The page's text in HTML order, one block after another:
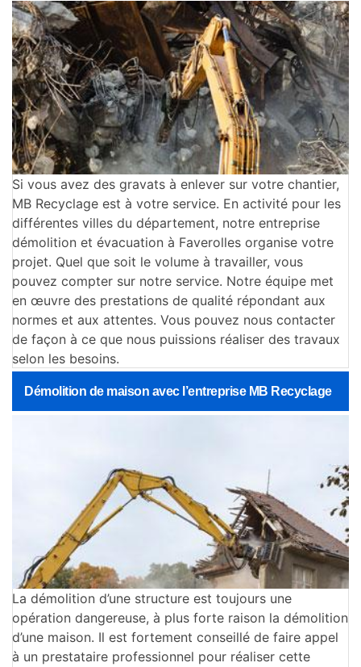
Si vous avez des gravats à enlever sur votre chantier,
MB Recyclage est à votre service. En activité pour les
différentes villes du département, notre entreprise
démolition et évacuation à Faverolles organise votre
projet. Quel que soit le volume à travailler, vous
pouvez compter sur notre service. Notre équipe met
en œuvre des prestations de qualité répondant aux
normes et aux attentes. Vous pouvez nous contacter
de façon à ce que nous puissions réaliser des travaux
selon les besoins.
Démolition de maison avec l’entreprise MB Recyclage
La démolition d’une structure est toujours une
opération dangereuse, à plus forte raison la démolition
d’une maison. Il est fortement conseillé de faire appel
à un prestataire professionnel pour réaliser cette